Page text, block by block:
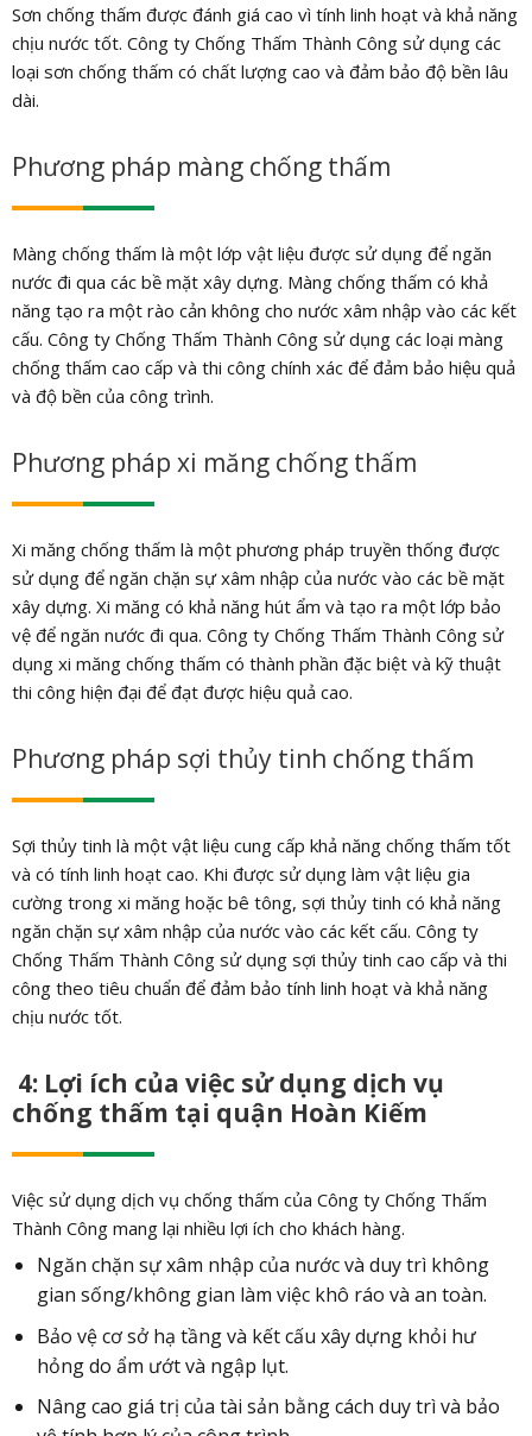
Sơn chống thấm được đánh giá cao vì tính linh hoạt và khả năng
chịu nước tốt. Công ty Chống Thấm Thành Công sử dụng các
loại sơn chống thấm có chất lượng cao và đảm bảo độ bền lâu
dài.
Phương pháp màng chống thấm
Màng chống thấm là một lớp vật liệu được sử dụng để ngăn
nước đi qua các bề mặt xây dựng. Màng chống thấm có khả
năng tạo ra một rào cản không cho nước xâm nhập vào các kết
cấu. Công ty Chống Thấm Thành Công sử dụng các loại màng
chống thấm cao cấp và thi công chính xác để đảm bảo hiệu quả
và độ bền của công trình.
Phương pháp xi măng chống thấm
Xi măng chống thấm là một phương pháp truyền thống được
sử dụng để ngăn chặn sự xâm nhập của nước vào các bề mặt
xây dựng. Xi măng có khả năng hút ẩm và tạo ra một lớp bảo
vệ để ngăn nước đi qua. Công ty Chống Thấm Thành Công sử
dụng xi măng chống thấm có thành phần đặc biệt và kỹ thuật
thi công hiện đại để đạt được hiệu quả cao.
Phương pháp sợi thủy tinh chống thấm
Sợi thủy tinh là một vật liệu cung cấp khả năng chống thấm tốt
và có tính linh hoạt cao. Khi được sử dụng làm vật liệu gia
cường trong xi măng hoặc bê tông, sợi thủy tinh có khả năng
ngăn chặn sự xâm nhập của nước vào các kết cấu. Công ty
Chống Thấm Thành Công sử dụng sợi thủy tinh cao cấp và thi
công theo tiêu chuẩn để đảm bảo tính linh hoạt và khả năng
chịu nước tốt.
4: Lợi ích của việc sử dụng dịch vụ
chống thấm tại quận Hoàn Kiếm
Việc sử dụng dịch vụ chống thấm của Công ty Chống Thấm
Thành Công mang lại nhiều lợi ích cho khách hàng.
Ngăn chặn sự xâm nhập của nước và duy trì không
gian sống/không gian làm việc khô ráo và an toàn.
Bảo vệ cơ sở hạ tầng và kết cấu xây dựng khỏi hư
hỏng do ẩm ướt và ngập lụt.
Nâng cao giá trị của tài sản bằng cách duy trì và bảo